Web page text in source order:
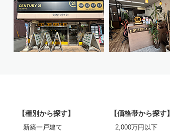
【種別から探す】
新築一戸建て
【価格帯から探す】
2,000万円以下